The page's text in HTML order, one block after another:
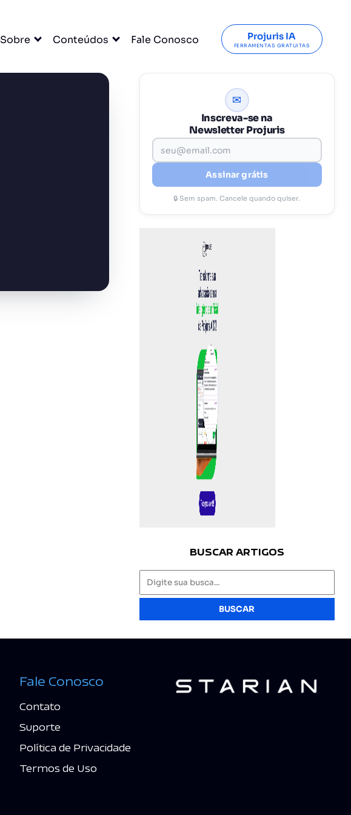
Sobre Conteúdos Fale Conosco Projuris IA
FERRAMENTAS GRATUITAS
✉
Inscreva-se na
Newsletter Projuris
Assinar grátis
🔒 Sem spam. Cancele quando quiser.
BUSCAR ARTIGOS
BUSCAR
Fale Conosco
Contato
Suporte
Política de Privacidade
Termos de Uso